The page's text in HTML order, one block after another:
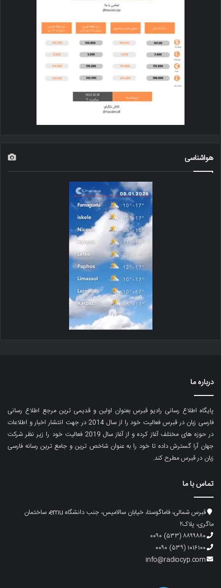
هواشناسی
درباره ما
پایگاه اطلاع رسانی رادیو قبرس بعنوان اولین و قدیمی ترین مرجع اطلاع رسانی
فارسی زبان در قبرس فعالیت خود را از سال 2014 در جهت انتشار اخبار و اطلاعات
در حوزه های مختلف آغاز کرده و از آغاز سال 2019 فعالیت خود را زیر نظر شرکت
جهان آرا گسترش داده تا خود را به عنوان شاخص ترین و جامع ترین رسانه فارسی
زبان در قبرس مطرح کند.
تماس با ما
قبرس شمالی، فاماگوستا، خیابان سالامیس، جنب دانشگاه emu، ساختمان
ماگری، پلاک۲
۸۸۹۹۸۸۰ (۵۳۳) ۰۰۹۰
۱۰۱۶۱۰۰ (۵۳۹) ۰۰۹۰
info@radiocyp.com